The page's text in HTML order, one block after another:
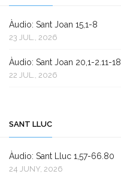
Àudio: Sant Joan 15,1-8
23 JUL., 2026
Àudio: Sant Joan 20,1-2.11-18
22 JUL., 2026
SANT LLUC
Àudio: Sant Lluc 1,57-66.80
24 JUNY, 2026